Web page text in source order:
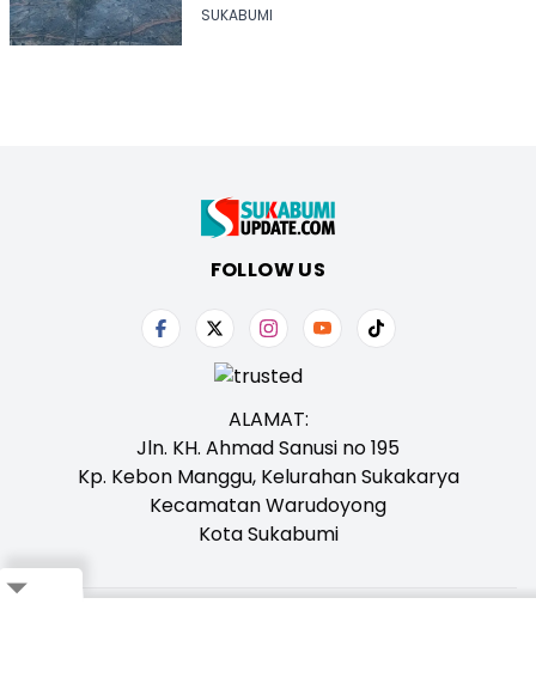
SUKABUMI
FOLLOW US
ALAMAT:
Jln. KH. Ahmad Sanusi no 195
Kp. Kebon Manggu, Kelurahan Sukakarya
Kecamatan Warudoyong
Kota Sukabumi